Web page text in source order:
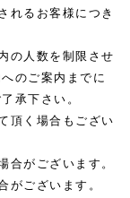
れるお客様につき
の人数を制限させ
のご案内までに
承下さい。
頂く場合もござい
合がございます。
がございます。